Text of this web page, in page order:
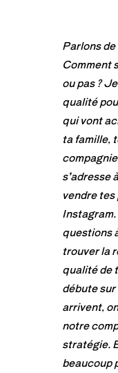
Parlons
Comment
ou pas ?
qualité
qui vont
ta famille,
s’adresse
vendre
questions
trouver la
qualité de
débute
arrivent,
notre
stratégie.
beaucoup